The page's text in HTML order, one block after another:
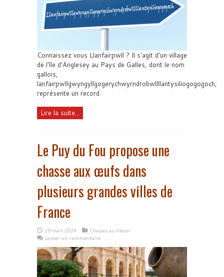
Connaissez vous Llanfairpwll ? Il s'agit d'un village
de l'île d'Anglesey au Pays de Galles, dont le nom
gallois,
lanfairpwllgwyngyllgogerychwyrndrobwllllantysiliogogogoch,
représente un record.
Lire la suite...
Le Puy du Fou propose une
chasse aux œufs dans
plusieurs grandes villes de
France
29 mars 2024
Chasses au trésor
Laisser un commentaire